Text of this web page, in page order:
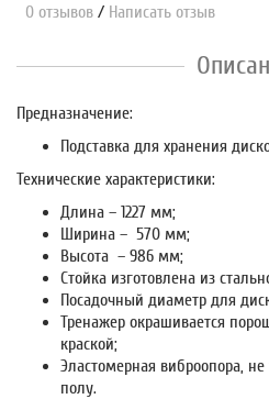
0 отзывов / Написать отзыв
Предназначение:
Подставка для хранения
Технические характеристики:
Длина – 1227 мм;
Ширина – 570 мм;
Высота – 986 мм;
Стойка изготовлена из
Посадочный диаметр для
Тренажер окрашивается
краской;
Эластомерная виброопора,
полу.